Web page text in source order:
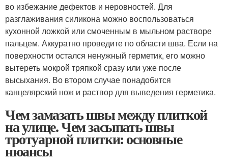
во избежание дефектов и неровностей. Для
разглаживания силикона можно воспользоваться
кухонной ложкой или смоченным в мыльном растворе
пальцем. Аккуратно проведите по области шва. Если на
поверхности остался ненужный герметик, его можно
вытереть мокрой тряпкой сразу или уже после
высыхания. Во втором случае понадобится
канцелярский нож и раствор для выведения герметика.
Чем замазать швы между плиткой
на улице. Чем засыпать швы
тротуарной плитки: основные
нюансы